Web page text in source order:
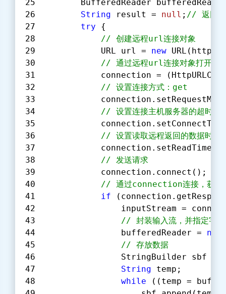
BufferedReader
String result = null ; // 返回结
try {
// 创建远程url连接对象
            URL url =
new
// 通过远程url连接对象打开⼀
connection =
// 设置连接⽅式：get
// 设置连接主机服务器的超时时
// 设置读取远程返回的数据时间
// 发送请求
            connection.connect();
// 通过connection连接，获取
if
inputStream =
// 封装输⼊流，并指定字
                bufferedReader =
new
// 存放数据
                StringBuilder sbf =
String temp;
while ((temp =